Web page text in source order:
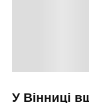
У Вінниці